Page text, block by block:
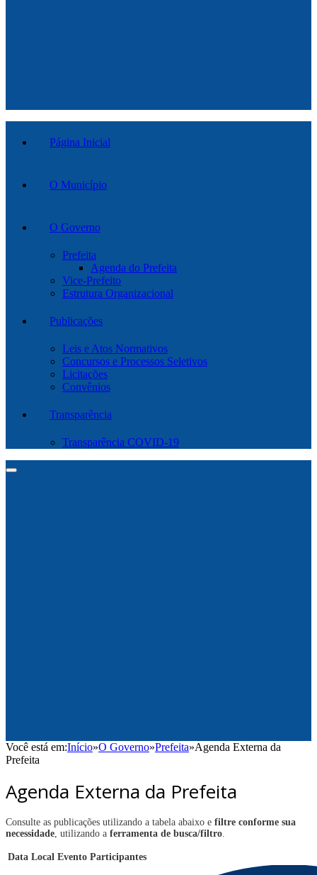
Página Inicial
O Município
O Governo
Prefeita
Agenda do Prefeita
Vice-Prefeito
Estrutura Organizacional
Publicações
Leis e Atos Normativos
Concursos e Processos Seletivos
Licitações
Convênios
Transparência
Transparência COVID-19
Você está em:Início»O Governo»Prefeita»Agenda Externa da
Prefeita
Agenda Externa da Prefeita
Consulte as publicações utilizando a tabela abaixo e filtre conforme sua
necessidade , utilizando a ferramenta de busca/filtro
Data Local Evento Participantes